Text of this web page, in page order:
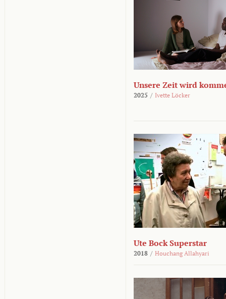
Unsere Zeit wird
2025 / Ivette Löcker
Ute Bock Superstar
2018 / Houchang Allahyari